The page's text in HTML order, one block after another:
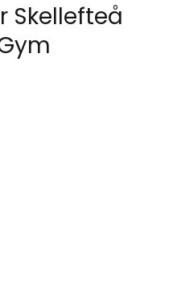
Skellefteå